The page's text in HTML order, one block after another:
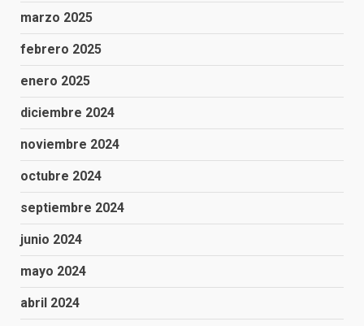
marzo 2025
febrero 2025
enero 2025
diciembre 2024
noviembre 2024
octubre 2024
septiembre 2024
junio 2024
mayo 2024
abril 2024